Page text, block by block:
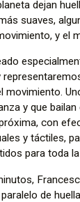
dejan
suaves,
y el
movimiento.
y que bailan
con
y táctiles,
para toda
de